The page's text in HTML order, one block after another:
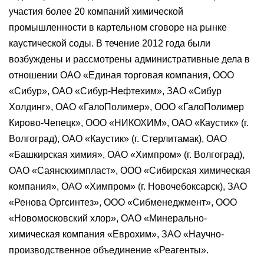
участия более 20 компаний химической
промышленности в картельном сговоре на рынке
каустической соды. В течение 2012 года были
возбуждены и рассмотрены административные дела в
отношении ОАО «Единая торговая компания, ООО
«Сибур», ОАО «Сибур-Нефтехим», ЗАО «Сибур
Холдинг», ОАО «ГалоПолимер», ООО «ГалоПолимер
Кирово-Чепецк», ООО «НИКОХИМ», ОАО «Каустик» (г.
Волгоград), ОАО «Каустик» (г. Стерлитамак), ОАО
«Башкирская химия», ОАО «Химпром» (г. Волгоград),
ОАО «Саянскхимпласт», ООО «Сибирская химическая
компания», ОАО «Химпром» (г. Новочебоксарск), ЗАО
«Ренова Оргсинтез», ООО «Сибменеджмент», ООО
«Новомосковский хлор», ОАО «Минерально-
химическая компания «Еврохим», ЗАО «Научно-
производственное объединение «Реагенты».